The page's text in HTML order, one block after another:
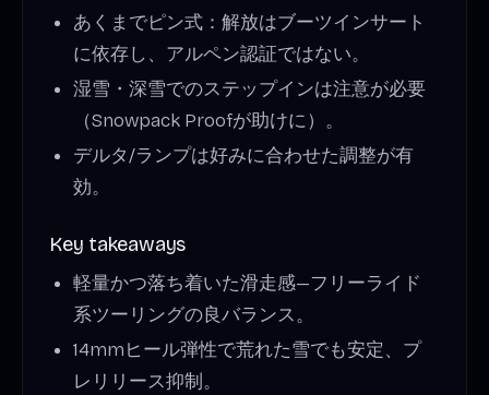
あくまでピン式：解放はブーツインサート
に依存し、アルペン認証ではない。
湿雪・深雪でのステップインは注意が必要
（Snowpack Proofが助けに）。
デルタ/ランプは好みに合わせた調整が有
効。
Key takeaways
軽量かつ落ち着いた滑走感—フリーライド
系ツーリングの良バランス。
14mmヒール弾性で荒れた雪でも安定、プ
レリリース抑制。